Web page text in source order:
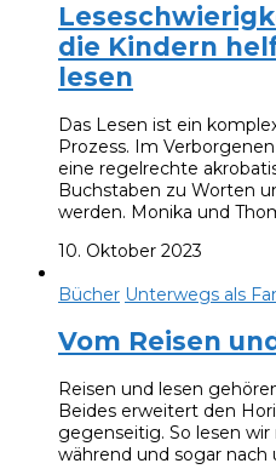
die Kindern
lesen
Das Lesen ist ein
Prozess. Im
eine regelrechte
Buchstaben zu Worten
werden. Monika und
10. Oktober 2023
Bücher Unterwegs als
Vom Reisen
Reisen und lesen
Beides erweitert den
gegenseitig. So lesen
während und sogar nach